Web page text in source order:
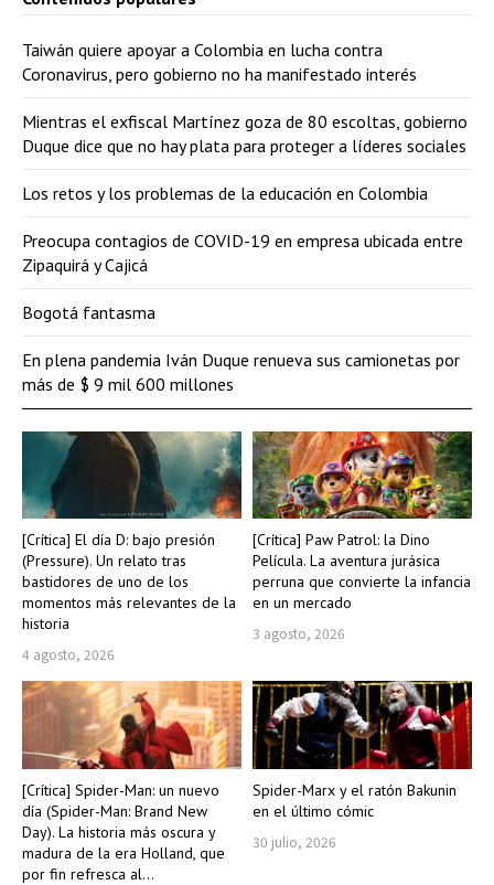
[Crítica] El día D: bajo presión
(Pressure). Un relato tras
bastidores de uno de los
momentos más relevantes de la
historia
4 agosto, 2026
[Crítica] Paw Patrol: la Dino
Película. La aventura jurásica
perruna que convierte la infancia
en un mercado
3 agosto, 2026
[Crítica] Spider-Man: un nuevo
día (Spider-Man: Brand New
Day). La historia más oscura y
madura de la era Holland, que
por fin refresca al...
Spider-Marx y el ratón Bakunin
en el último cómic
30 julio, 2026
Taiwán quiere apoyar a Colombia en lucha contra
Coronavirus, pero gobierno no ha manifestado interés
Mientras el exfiscal Martínez goza de 80 escoltas, gobierno
Duque dice que no hay plata para proteger a líderes sociales
Los retos y los problemas de la educación en Colombia
Preocupa contagios de COVID-19 en empresa ubicada entre
Zipaquirá y Cajicá
Bogotá fantasma
En plena pandemia Iván Duque renueva sus camionetas por
más de $ 9 mil 600 millones